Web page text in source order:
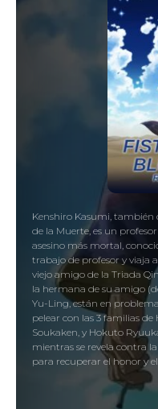
Kenshiro Kasumi, también
de la Muerte, es un
asesino más mortal,
trabajo de profesor y viaja
viejo amigo de la Triada
la hermana de su amigo
Yu-Ling, están en
pelear con las 3 familias
Soukaken, y Hokuto
mientras se revela contra
para recuperar el honor y